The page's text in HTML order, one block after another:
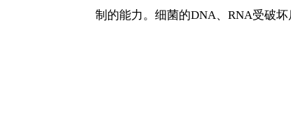
制的能力。细菌的DNA、RNA受破